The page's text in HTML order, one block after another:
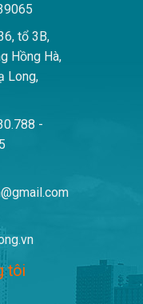
tổ 3B,
Hồng Hà,
Long,
-
tôi